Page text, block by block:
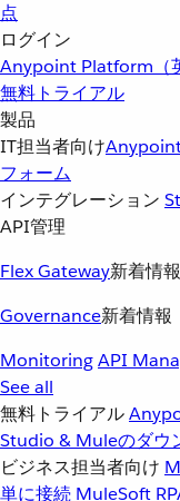
点
ログイン
Anypoint Platform（
無料トライアル
製品
IT担当者向け
フォーム
インテグレーション
API管理
Flex Gateway新着情報
Governance新着情報
MonitoringAPI
See all
無料トライアル
Studio & Muleのダウ
ビジネス担当者向け
単に接続 MuleSoft